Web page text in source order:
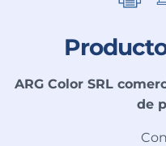
ARG Color SRL
de